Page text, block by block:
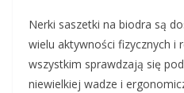
Nerki saszetki na biodra są
wielu aktywności fizycznych i
wszystkim sprawdzają się
niewielkiej wadze i